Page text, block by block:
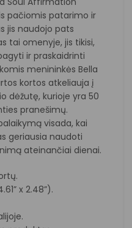
pačiomis patarimo ir
jis naudojo pats
tai omenyje, jis tikisi,
ir praskaidrinti
menininkės Bella
kortos atkeliauja į
dėžutę, kurioje yra 50
pranešimų.
visada, kai
geriausia naudoti
ateinančiai dienai.
x 2.48”).